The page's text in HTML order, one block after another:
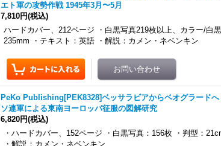
エト軍の攻勢作戦 1945年3月〜5月
7,810円(税込)
ハードカバー、212ページ ・白黒写真219枚以上、カラー/白
235mm ・テキスト：英語 ・解説：カメン・ネベンキン
PeKo Publishing[PEK8328]ベッサラビアからベオグラード
ソ連軍による東南ヨーロッパ征服の図解研究
6,820円(税込)
・ハードカバー、152ページ ・白黒写真：156枚 ・判型：
・解説：カメン・ネベンキン